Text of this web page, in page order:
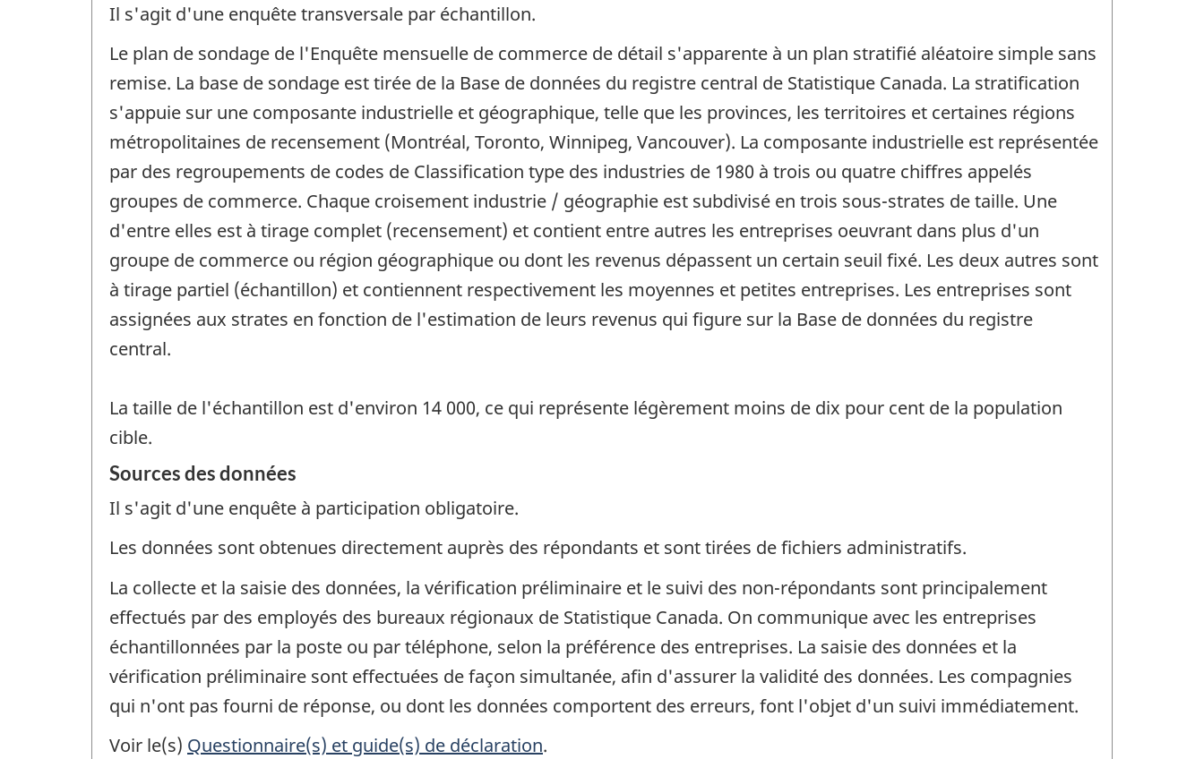
Il s'agit d'une enquête transversale par échantillon.
Le plan de sondage de l'Enquête mensuelle de commerce de détail s'apparente à un plan stratifié aléatoire simple sans
remise. La base de sondage est tirée de la Base de données du registre central de Statistique Canada. La stratification
s'appuie sur une composante industrielle et géographique, telle que les provinces, les territoires et certaines régions
métropolitaines de recensement (Montréal, Toronto, Winnipeg, Vancouver). La composante industrielle est représentée
par des regroupements de codes de Classification type des industries de 1980 à trois ou quatre chiffres appelés
groupes de commerce. Chaque croisement industrie / géographie est subdivisé en trois sous-strates de taille. Une
d'entre elles est à tirage complet (recensement) et contient entre autres les entreprises oeuvrant dans plus d'un
groupe de commerce ou région géographique ou dont les revenus dépassent un certain seuil fixé. Les deux autres sont
à tirage partiel (échantillon) et contiennent respectivement les moyennes et petites entreprises. Les entreprises sont
assignées aux strates en fonction de l'estimation de leurs revenus qui figure sur la Base de données du registre
central.
La taille de l'échantillon est d'environ 14 000, ce qui représente légèrement moins de dix pour cent de la population
cible.
Sources des données
Il s'agit d'une enquête à participation obligatoire.
Les données sont obtenues directement auprès des répondants et sont tirées de fichiers administratifs.
La collecte et la saisie des données, la vérification préliminaire et le suivi des non-répondants sont principalement
effectués par des employés des bureaux régionaux de Statistique Canada. On communique avec les entreprises
échantillonnées par la poste ou par téléphone, selon la préférence des entreprises. La saisie des données et la
vérification préliminaire sont effectuées de façon simultanée, afin d'assurer la validité des données. Les compagnies
qui n'ont pas fourni de réponse, ou dont les données comportent des erreurs, font l'objet d'un suivi immédiatement.
Voir le(s) Questionnaire(s) et guide(s) de déclaration.